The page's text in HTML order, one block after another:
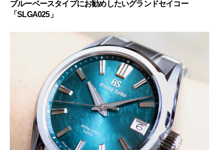
ブルーベースタイプにお勧めしたいグランドセイコー
「SLGA025」